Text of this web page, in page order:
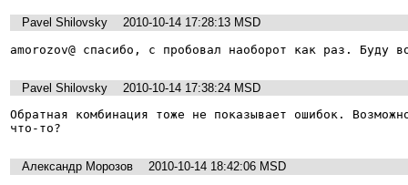
Pavel Shilovsky
2010-10-14 17:28:13 MSD
amorozov@ спасибо, с пробовал наоборот как раз. Буду
Pavel Shilovsky
2010-10-14 17:38:24 MSD
Обратная комбинация тоже не показывает ошибок.
что-то?
Александр Морозов
2010-10-14 18:42:06 MSD